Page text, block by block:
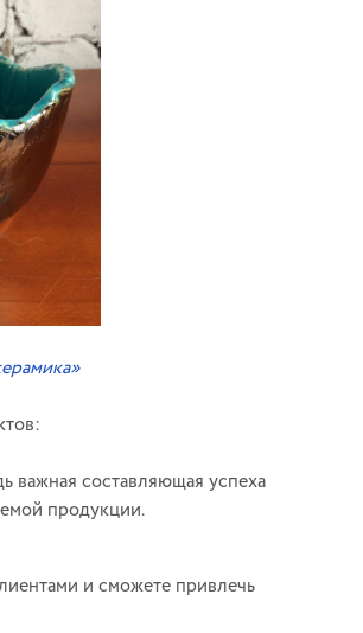
важная составляющая успеха
продукции.
и сможете привлечь